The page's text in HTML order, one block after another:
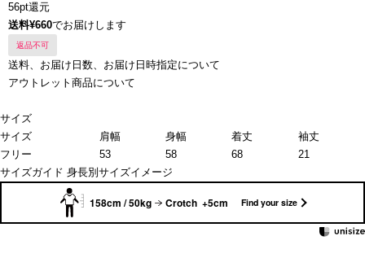
56pt還元
送料¥660でお届けします
返品不可
送料、お届け日数、お届け日時指定について
アウトレット商品について
サイズ
サイズ
肩幅 身幅 着丈
袖丈
フリー
53 58 68
21
サイズガイド 身長別サイズイメージ
158cm / 50kg Crotch +5cm Find your size